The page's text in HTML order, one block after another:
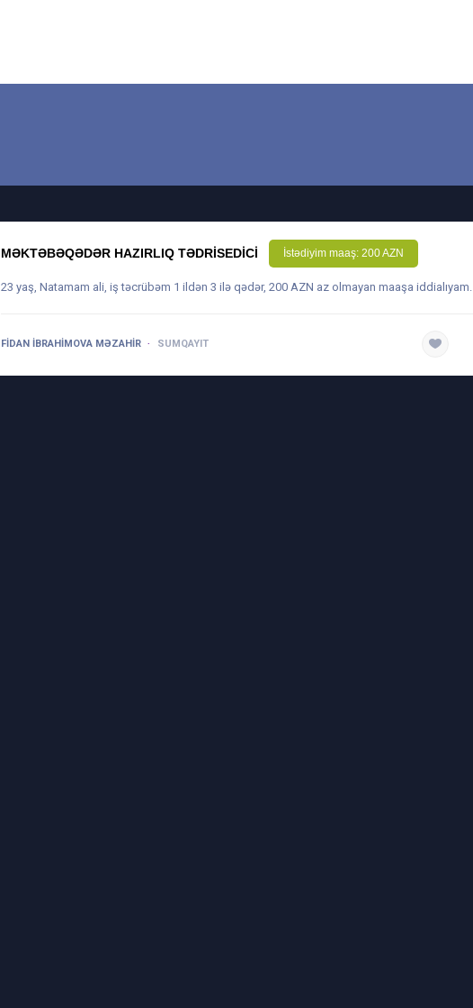
MƏKTƏBƏQƏDƏR HAZIRLIQ TƏDRISEDICI İstədiyim maaş: 200 AZN
23 yaş, Natamam ali, iş təcrübəm 1 ildən 3 ilə qədər, 200 AZN az olmayan maaşa iddialıyam.
FIDAN İBRAHIMOVA MƏZAHIR SUMQAYIT